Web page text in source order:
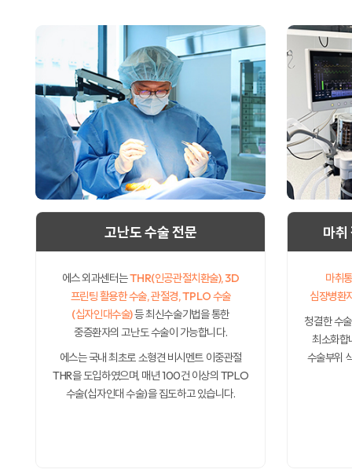
고난도 수술 전문
에스 외과센터는THR(인공관절치환술), 3D
프린팅 활용한 수술, 관절경, TPLO 수술
(십자인대수술)등 최신수술기법을 통한
중증환자의 고난도 수술이 가능합니다.
에스는 국내 최초로 소형견 비시멘트 이중관절
THR을 도입하였으며, 매년 100건 이상의 TPLO
수술(십자인대 수술)을 집도하고 있습니다.
마취
마취
심장병환
청결한 수
최소화합
수술부위